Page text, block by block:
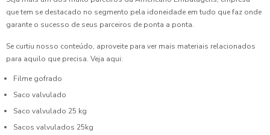
que tem se destacado no segmento pela idoneidade em tudo que faz onde
garante o sucesso de seus parceiros de ponta a ponta.
Se curtiu nosso conteúdo, aproveite para ver mais materiais relacionados
para aquilo que precisa. Veja aqui:
Filme gofrado
Saco valvulado
Saco valvulado 25 kg
Sacos valvulados 25kg